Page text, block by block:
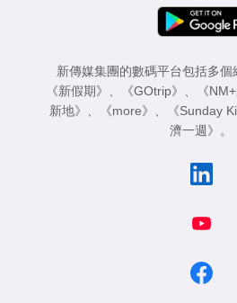
新傳媒集團的數碼平台包括多
《新假期》
《GOtrip》 《
新地》
《more》 《Sunday
濟一週》
。